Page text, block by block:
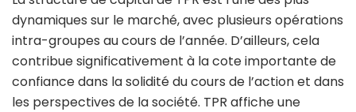
dynamiques sur le marché, avec plusieurs opérations
intra-groupes au cours de l’année. D’ailleurs, cela
contribue significativement à la cote importante de
confiance dans la solidité du cours de l’action et dans
les perspectives de la société. TPR affiche une